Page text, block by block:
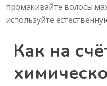
промакивайте волосы
используйте
Как на